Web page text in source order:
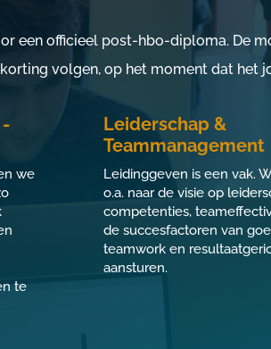
officieel post-hbo-diploma. De
volgen, op het moment dat het
we
te
Leiderschap &
Teammanagement
Leidinggeven is een vak.
o.a. naar de visie op
competenties,
de succesfactoren van
teamwork en
aansturen.